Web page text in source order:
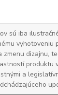
sú iba
vyhotoveniu
zmenu dizajnu,
produktu
a